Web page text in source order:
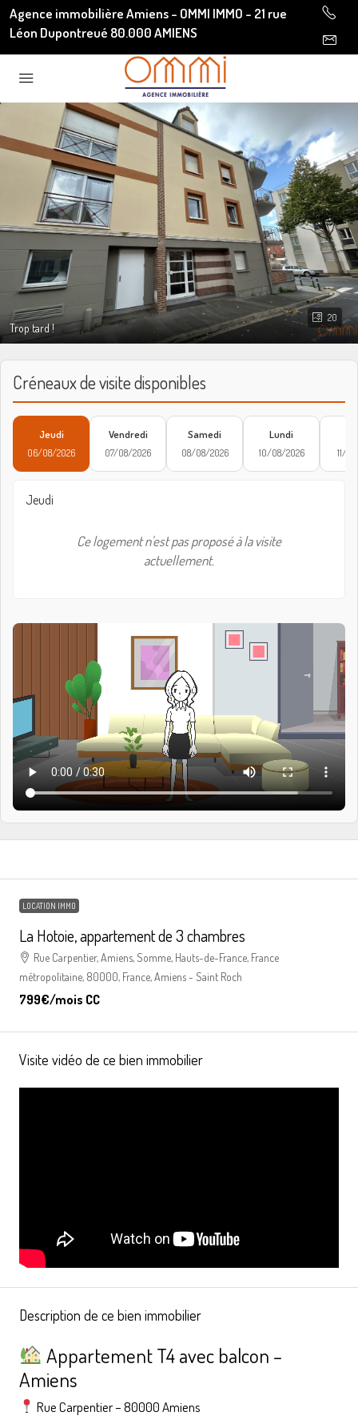
Agence immobilière Amiens - OMMI IMMO - 21 rue
Léon Dupontreué 80.000 AMIENS
20
Trop tard !
Créneaux de visite disponibles
Jeudi
06/08/2026
Vendredi
07/08/2026
Samedi
08/08/2026
Lundi
10/08/2026 11/
Jeudi
Ce logement n'est pas proposé à la visite
actuellement.
LOCATION IMMO
La Hotoie, appartement de 3 chambres
Rue Carpentier, Amiens, Somme, Hauts-de-France, France
métropolitaine, 80000, France, Amiens - Saint Roch
799€/mois CC
Visite vidéo de ce bien immobilier
Description de ce bien immobilier
Appartement T4 avec balcon –
Amiens
Rue Carpentier – 80000 Amiens